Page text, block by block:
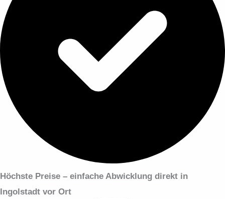
Höchste Preise – einfache Abwicklung direkt in
Ingolstadt vor Ort